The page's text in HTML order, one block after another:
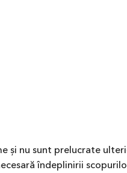
și nu sunt prelucrate
îndeplinirii